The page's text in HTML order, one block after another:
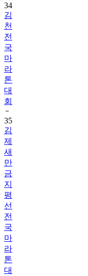
34
김
천
전
국
마
라
톤
대
회
35
김
제
새
만
금
지
평
선
전
국
마
라
톤
대